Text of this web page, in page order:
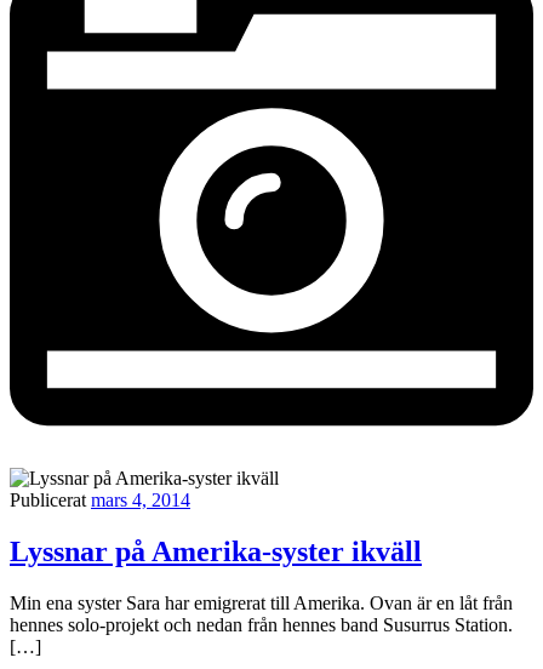
Publicerat mars 4, 2014
Lyssnar på Amerika-syster ikväll
Min ena syster Sara har emigrerat till Amerika. Ovan är en låt från
hennes solo-projekt och nedan från hennes band Susurrus Station.
[…]